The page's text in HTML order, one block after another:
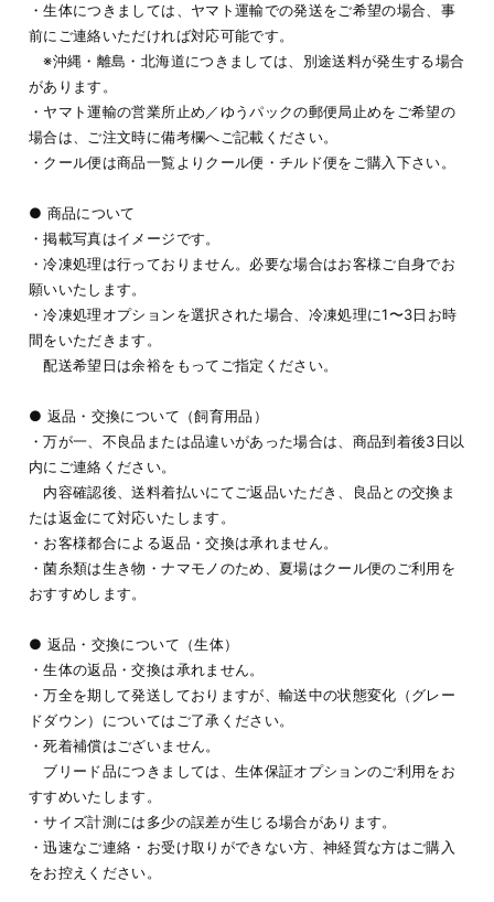
・生体につきましては、ヤマト運輸での発送をご希望の場合、事
前にご連絡いただければ対応可能です。
※沖縄・離島・北海道につきましては、別途送料が発生する場合
があります。
・ヤマト運輸の営業所止め／ゆうパックの郵便局止めをご希望の
場合は、ご注文時に備考欄へご記載ください。
・クール便は商品一覧よりクール便・チルド便をご購入下さい。
● 商品について
・掲載写真はイメージです。
・冷凍処理は行っておりません。必要な場合はお客様ご自身でお
願いいたします。
・冷凍処理オプションを選択された場合、冷凍処理に1〜3日お時
間をいただきます。
配送希望日は余裕をもってご指定ください。
● 返品・交換について（飼育用品）
・万が一、不良品または品違いがあった場合は、商品到着後3日以
内にご連絡ください。
内容確認後、送料着払いにてご返品いただき、良品との交換ま
たは返金にて対応いたします。
・お客様都合による返品・交換は承れません。
・菌糸類は生き物・ナマモノのため、夏場はクール便のご利用を
おすすめします。
● 返品・交換について（生体）
・生体の返品・交換は承れません。
・万全を期して発送しておりますが、輸送中の状態変化（グレー
ドダウン）についてはご了承ください。
・死着補償はございません。
ブリード品につきましては、生体保証オプションのご利用をお
すすめいたします。
・サイズ計測には多少の誤差が生じる場合があります。
・迅速なご連絡・お受け取りができない方、神経質な方はご購入
をお控えください。